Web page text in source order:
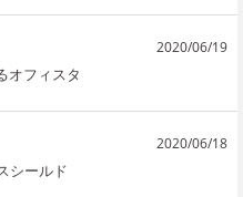
2020/06/19
オフィスタ
2020/06/18
シールド